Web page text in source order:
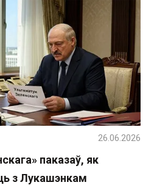
паказаў, як
з Лукашэнкам
26.06.2026